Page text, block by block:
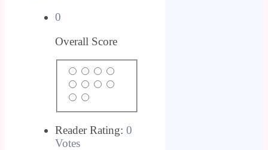
0
Overall Score
Reader Rating: 0
Votes